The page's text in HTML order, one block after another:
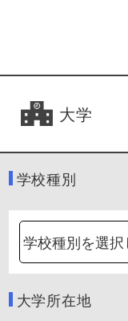
大学
学校種別
大学所在地